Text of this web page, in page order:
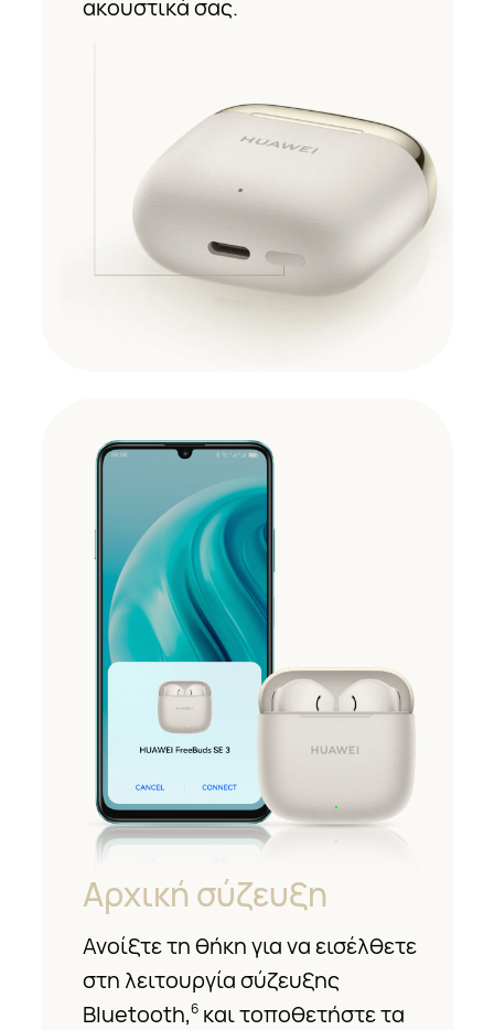
ακουστικά σας.
Αρχική σύζευξη
Ανοίξτε τη θήκη για να εισέλθετε
στη λειτουργία σύζευξης
Bluetooth,6και τοποθετήστε τα